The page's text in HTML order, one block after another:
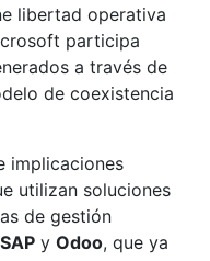
libertad operativa
participa
a través de
de coexistencia
implicaciones
utilizan soluciones
de gestión
SAP y Odoo, que ya